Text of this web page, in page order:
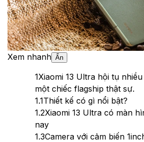
Xem nhanh Ẩn
1Xiaomi 13 Ultra hội tụ
một chiếc flagship thật sự.
1.1Thiết kế có gì nổi bật?
1.2Xiaomi 13 Ultra có màn
nay
1.3Camera với cảm biến